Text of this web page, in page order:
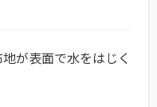
が表面で水をはじく